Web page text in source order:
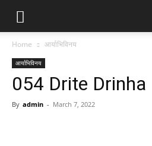
Home आर्याभिविनय
आर्याभिविनय
054 Drite Drinha
By admin - March 7, 2022